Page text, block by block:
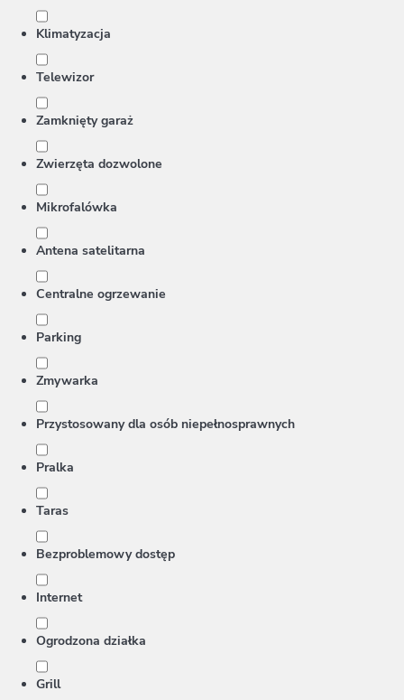
Klimatyzacja
Telewizor
Zamknięty garaż
Zwierzęta dozwolone
Mikrofalówka
Antena satelitarna
Centralne ogrzewanie
Parking
Zmywarka
Przystosowany dla osób niepełnosprawnych
Pralka
Taras
Bezproblemowy dostęp
Internet
Ogrodzona działka
Grill